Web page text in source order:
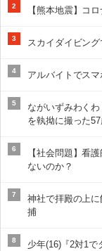
2 【熊本地震】コ
3 スカイダイビン
4 アルバイトでス
5
ながいずみわく
を執拗に撮った
6
【社会問題】看
ないのか？
7
神社で拝殿の上
捕
8
少年(16)『2対1